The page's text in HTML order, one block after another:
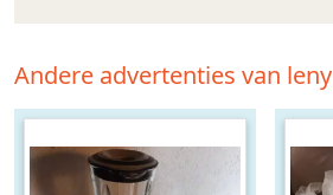
Andere advertenties van leny